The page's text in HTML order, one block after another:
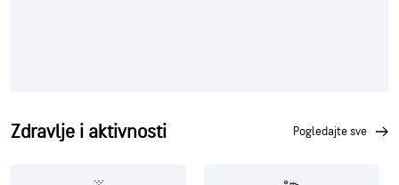
Zdravlje i aktivnosti pogledajte sve